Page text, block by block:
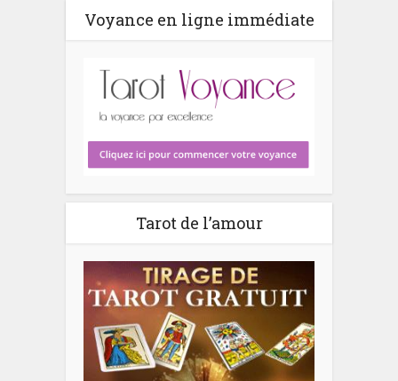
Voyance en ligne immédiate
Tarot de l’amour